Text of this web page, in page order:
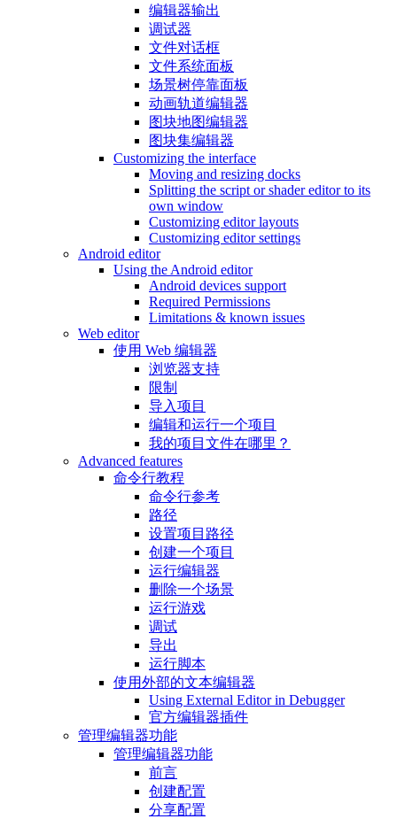
编辑器输出
调试器
文件对话框
文件系统面板
场景树停靠面板
动画轨道编辑器
图块地图编辑器
图块集编辑器
Customizing the interface
Moving and resizing docks
Splitting the script or shader editor to its
own window
Customizing editor layouts
Customizing editor settings
Android editor
Using the Android editor
Android devices support
Required Permissions
Limitations & known issues
Web editor
使用 Web 编辑器
浏览器支持
限制
导入项目
编辑和运行一个项目
我的项目文件在哪里？
Advanced features
命令行教程
命令行参考
路径
设置项目路径
创建一个项目
运行编辑器
删除一个场景
运行游戏
调试
导出
运行脚本
使用外部的文本编辑器
Using External Editor in Debugger
官方编辑器插件
管理编辑器功能
管理编辑器功能
前言
创建配置
分享配置